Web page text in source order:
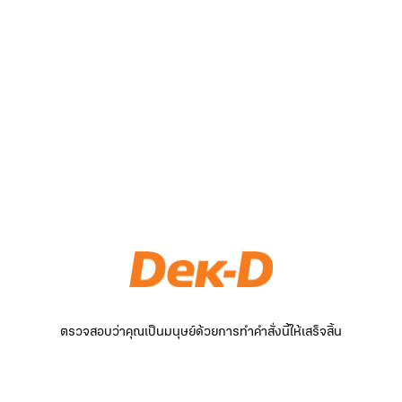
ตรวจสอบว่าคุณเป็นมนุษย์ด้วยการทำคำสั่งนี้ให้เสร็จสิ้น